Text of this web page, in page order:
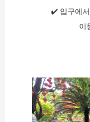
✔️ 입구에서
이